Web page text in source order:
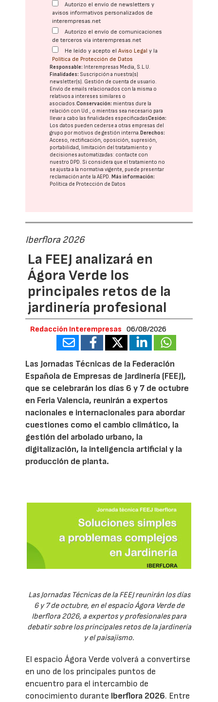
Autorizo el envío de newsletters y
avisos informativos personalizados de
interempresas.net
Autorizo el envío de comunicaciones
de terceros vía interempresas.net
He leído y acepto elAviso Legal y la
Política de Protección de Datos
Responsable: Interempresas Media, S.L.U.
Finalidades: Suscripción a nuestra(s)
newsletter(s). Gestión de cuenta de usuario.
Envío de emails relacionados con la misma o
relativos a intereses similares o
asociados.Conservación: mientras dure la
relación con Ud., o mientras sea necesario para
llevar a cabo las finalidades especificadasCesión:
Los datos pueden cederse a otras empresas del
grupo por motivos de gestión interna. Derechos:
Acceso, rectificación, oposición, supresión,
portabilidad, limitación del tratatamiento y
decisiones automatizadas: contacte con
nuestro DPD. Si considera que el tratamiento no
se ajusta a la normativa vigente, puede presentar
reclamación ante laAEPD. Más información:
Política de Protección de Datos
Iberflora 2026
La FEEJ analizará en
Ágora Verde los
principales retos de la
jardinería profesional
Redacción Interempresas 06/08/2026
Las Jornadas Técnicas de la Federación
Española de Empresas de Jardinería (FEEJ),
que se celebrarán los días 6 y 7 de octubre
en Feria Valencia, reunirán a expertos
nacionales e internacionales para abordar
cuestiones como el cambio climático, la
gestión del arbolado urbano, la
digitalización, la inteligencia artificial y la
producción de planta.
Las Jornadas Técnicas de la FEEJ reunirán los días
6 y 7 de octubre, en el espacio Ágora Verde de
Iberflora 2026, a expertos y profesionales para
debatir sobre los principales retos de la jardinería
y el paisajismo.
El espacio Ágora Verde volverá a convertirse
en uno de los principales puntos de
encuentro para el intercambio de
conocimiento durante Iberflora 2026. Entre